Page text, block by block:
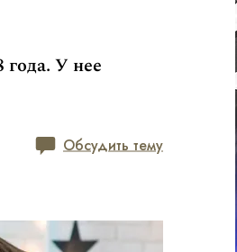
года. У нее
Обсудить тему